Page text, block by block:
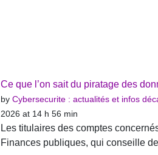
Ce que l’on sait du piratage des
by Cybersecurite : actualités et infos
2026 at 14 h 56 min
Les titulaires des comptes
Finances publiques, qui conseille